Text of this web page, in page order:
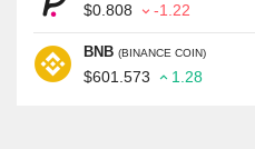
$0.808 -1.22
BNB (BINANCE COIN)
$601.573 1.28